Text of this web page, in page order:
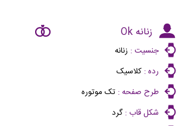
زنانه Ok
جنسیت : زنانه
رده : کلاسیک
طرح صفحه : تک موتوره
شکل قاب :گرد